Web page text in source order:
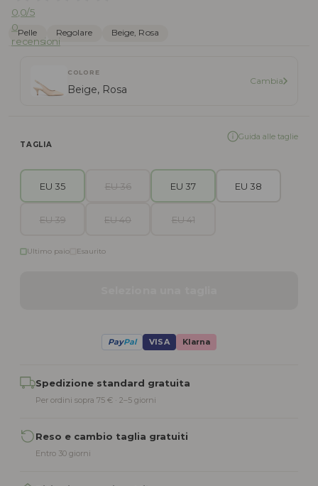
0,0/5
0
recensioni
Pelle Regolare Beige, Rosa
COLORE
Beige, Rosa
Cambia
TAGLIA
Guida alle taglie
EU 35 EU 36 EU 37 EU 38
EU 39 EU 40 EU 41
Ultimo paio Esaurito
PayPal VISA Klarna
Spedizione standard gratuita
Per ordini sopra 75 € · 2–5 giorni
Reso e cambio taglia gratuiti
Entro 30 giorni